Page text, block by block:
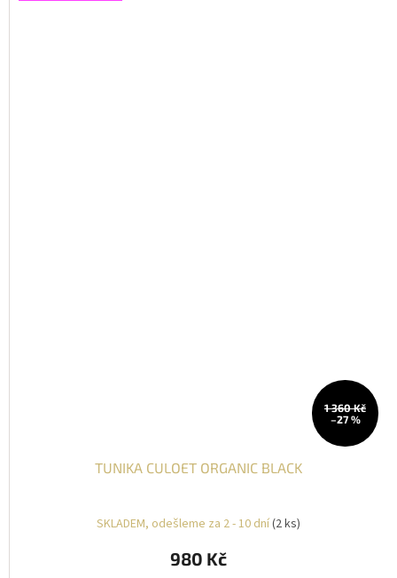
1 360 Kč
–27 %
TUNIKA CULOET ORGANIC BLACK
SKLADEM, odešleme za 2 - 10 dní(2 ks)
980 Kč